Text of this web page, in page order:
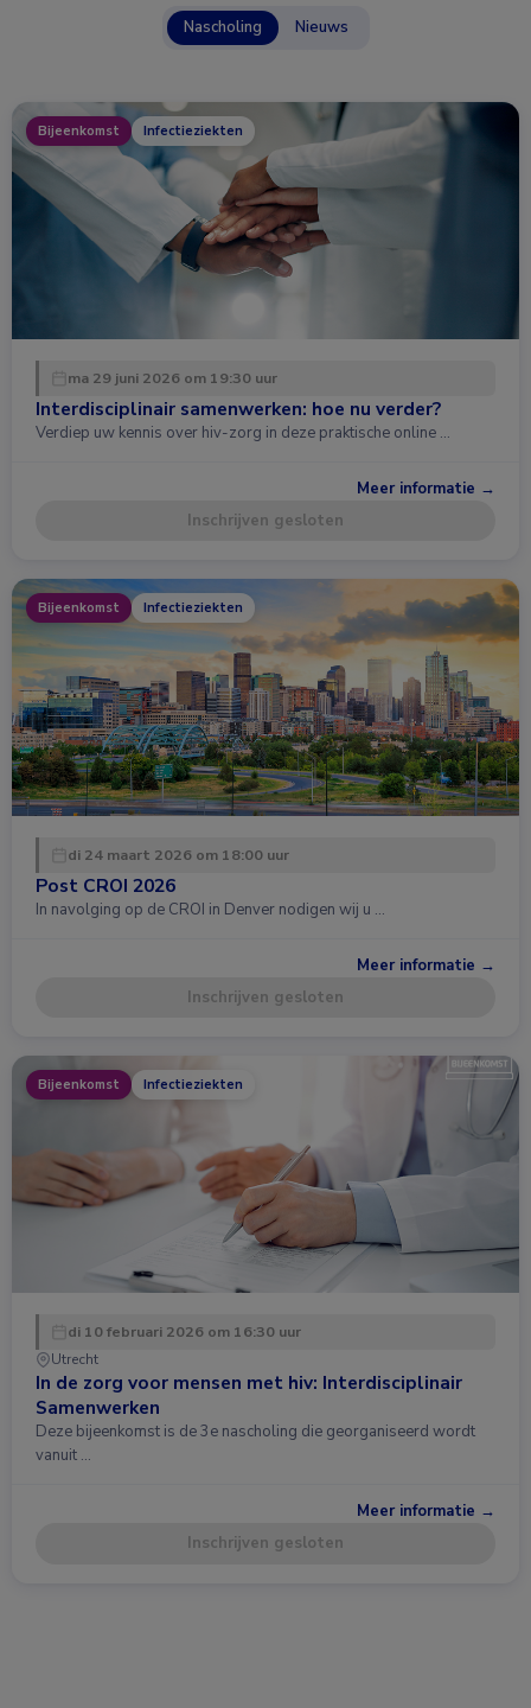
Nascholing Nieuws
Bijeenkomst Infectieziekten
ma 29 juni 2026 om 19:30 uur
Interdisciplinair samenwerken: hoe nu verder?
Verdiep uw kennis over hiv-zorg in deze praktische online …
Meer informatie →
Inschrijven gesloten
Bijeenkomst Infectieziekten
di 24 maart 2026 om 18:00 uur
Post CROI 2026
In navolging op de CROI in Denver nodigen wij u …
Meer informatie →
Inschrijven gesloten
Bijeenkomst Infectieziekten
di 10 februari 2026 om 16:30 uur
Utrecht
In de zorg voor mensen met hiv: Interdisciplinair
Samenwerken
Deze bijeenkomst is de 3e nascholing die georganiseerd wordt
vanuit …
Meer informatie →
Inschrijven gesloten